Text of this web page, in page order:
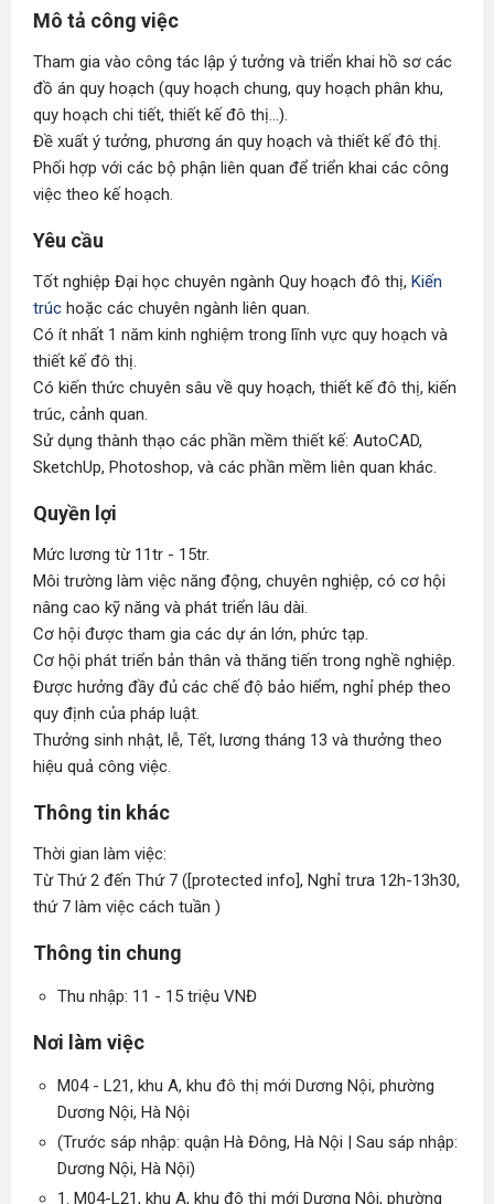
Mô tả công việc
Tham gia vào công tác lập ý tưởng và triển khai hồ sơ các
đồ án quy hoạch (quy hoạch chung, quy hoạch phân khu,
quy hoạch chi tiết, thiết kế đô thị...).
Đề xuất ý tưởng, phương án quy hoạch và thiết kế đô thị.
Phối hợp với các bộ phận liên quan để triển khai các công
việc theo kế hoạch.
Yêu cầu
Tốt nghiệp Đại học chuyên ngành Quy hoạch đô thị, Kiến
trúc hoặc các chuyên ngành liên quan.
Có ít nhất 1 năm kinh nghiệm trong lĩnh vực quy hoạch và
thiết kế đô thị.
Có kiến thức chuyên sâu về quy hoạch, thiết kế đô thị, kiến
trúc, cảnh quan.
Sử dụng thành thạo các phần mềm thiết kế: AutoCAD,
SketchUp, Photoshop, và các phần mềm liên quan khác.
Quyền lợi
Mức lương từ 11tr - 15tr.
Môi trường làm việc năng động, chuyên nghiệp, có cơ hội
nâng cao kỹ năng và phát triển lâu dài.
Cơ hội được tham gia các dự án lớn, phức tạp.
Cơ hội phát triển bản thân và thăng tiến trong nghề nghiệp.
Được hưởng đầy đủ các chế độ bảo hiểm, nghỉ phép theo
quy định của pháp luật.
Thưởng sinh nhật, lễ, Tết, lương tháng 13 và thưởng theo
hiệu quả công việc.
Thông tin khác
Thời gian làm việc:
Từ Thứ 2 đến Thứ 7 ([protected info], Nghỉ trưa 12h-13h30,
thứ 7 làm việc cách tuần )
Thông tin chung
Thu nhập: 11 - 15 triệu VNĐ
Nơi làm việc
M04 - L21, khu A, khu đô thị mới Dương Nội, phường
Dương Nội, Hà Nội
(Trước sáp nhập: quận Hà Đông, Hà Nội | Sau sáp nhập:
Dương Nội, Hà Nội)
1. M04-L21, khu A, khu đô thị mới Dương Nội, phường